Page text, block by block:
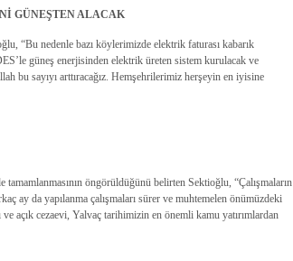
GÜNEŞTEN ALACAK
“Bu nedenle bazı köylerimizde elektrik faturası kabarık
güneş enerjisinden elektrik üreten sistem kurulacak ve
bu sayıyı arttıracağız. Hemşehrilerimiz herşeyin en iyisine
öngörüldüğünü belirten Sektioğlu, “Çalışmaların
ay da yapılanma çalışmaları sürer ve muhtemelen önümüzdeki
açık cezaevi, Yalvaç tarihimizin en önemli kamu yatırımlardan